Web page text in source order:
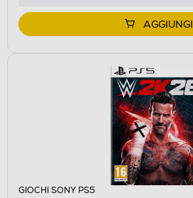
AGGIUNGI
GIOCHI SONY PS5